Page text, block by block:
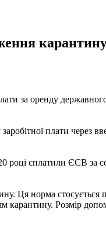
за оренду
плати через
році сплатили ЄСВ за
Ця норма стосується
карантину. Розмір